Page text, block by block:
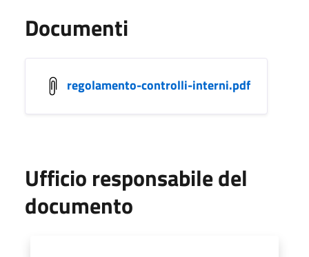
Documenti
regolamento-controlli-interni.pdf
Ufficio responsabile del
documento